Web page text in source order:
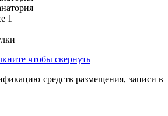
чтобы свернуть
средств размещения, записи в